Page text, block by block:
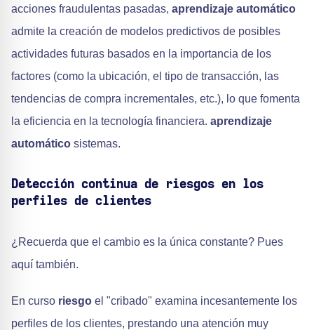
acciones fraudulentas pasadas, aprendizaje automático
admite la creación de modelos predictivos de posibles
actividades futuras basados en la importancia de los
factores (como la ubicación, el tipo de transacción, las
tendencias de compra incrementales, etc.), lo que fomenta
la eficiencia en la tecnología financiera. aprendizaje
automático sistemas.
Detección continua de riesgos en los
perfiles de clientes
¿Recuerda que el cambio es la única constante? Pues
aquí también.
En curso riesgo el "cribado" examina incesantemente los
perfiles de los clientes, prestando una atención muy